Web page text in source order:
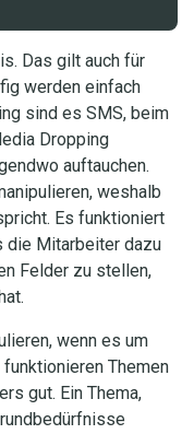
Das gilt auch für
werden einfach
sind es SMS, beim
Dropping
auftauchen.
weshalb
Es funktioniert
die Mitarbeiter dazu
Felder zu stellen,
wenn es um
Themen
gut. Ein Thema,